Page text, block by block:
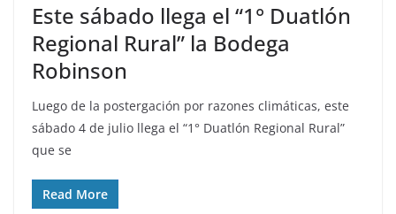
Este sábado llega el “1° Duatlón
Regional Rural” la Bodega
Robinson
Luego de la postergación por razones climáticas, este
sábado 4 de julio llega el “1° Duatlón Regional Rural”
que se
Read More